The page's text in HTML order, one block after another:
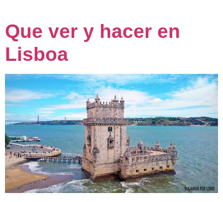
Que ver y hacer en
Lisboa